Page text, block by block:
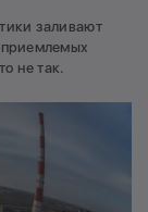
заливают
приемлемых
не так.